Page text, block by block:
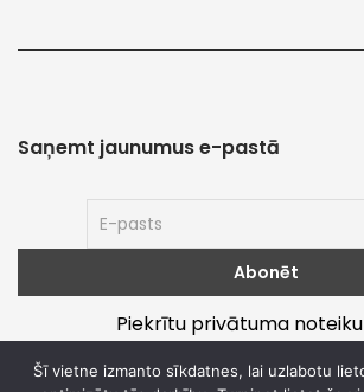
Saņemt jaunumus e-pastā
Piekrītu privātuma
Šī vietne izmanto sīkdatnes, lai uzlabotu